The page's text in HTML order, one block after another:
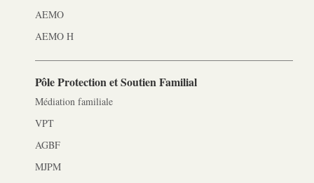
AEMO
AEMO H
Pôle Protection et Soutien Familial
Médiation familiale
VPT
AGBF
MJPM